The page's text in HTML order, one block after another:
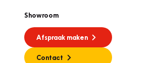
Showroom
Afspraak maken
Contact